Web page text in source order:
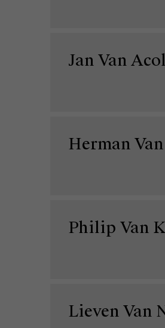
Jan Van
Herman
Philip Van
Lieven Van